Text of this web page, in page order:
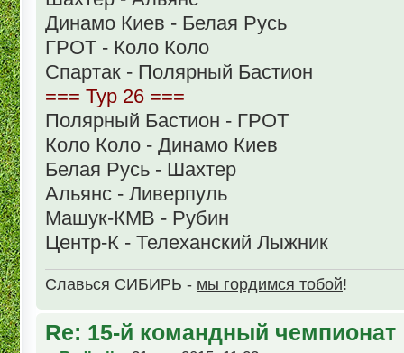
Динамо Киев - Белая Русь
ГРОТ - Коло Коло
Спартак - Полярный Бастион
=== Тур 26 ===
Полярный Бастион - ГРОТ
Коло Коло - Динамо Киев
Белая Русь - Шахтер
Альянс - Ливерпуль
Машук-КМВ - Рубин
Центр-К - Телеханский Лыжник
Славься СИБИРЬ - мы гордимся тобой!
Re: 15-й командный чемпионат